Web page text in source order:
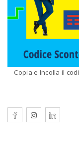
Copia e Incolla il